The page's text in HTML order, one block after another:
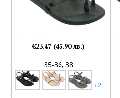
35-36,38
+2
€23.47 (45.90 лв.)